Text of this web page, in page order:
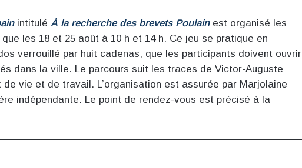
intitulé À la recherche des brevets Poulainest organisé les
les 18 et 25 août à 10 h et 14 h. Ce jeu se pratique en
verrouillé par huit cadenas, que les participants doivent ouvrir
dans la ville. Le parcours suit les traces de Victor-Auguste
vie et de travail. L’organisation est assurée par Marjolaine
indépendante. Le point de rendez-vous est précisé à la